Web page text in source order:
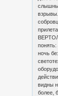
слышны
взрывы.
ночь
видны
более,